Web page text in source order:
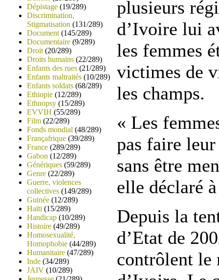
Dépistage (19/289)
Discrimination,
Stigmatisation (131/289)
Document (145/289)
Documentaire (9/289)
Droit (20/289)
Droits humains (22/289)
Enfants des rues (21/289)
Enfants maltraités (10/289)
Enfants soldats (68/289)
Ethiopie (12/289)
Ethnopsy (15/289)
EVVIH (55/289)
Film (22/289)
Fonds mondial (48/289)
Françafrique (39/289)
France (289/289)
Gabon (12/289)
Génériques (59/289)
Genre (22/289)
Guerre, violences
collectives (149/289)
Guinée (12/289)
Haïti (15/289)
Handicap (10/289)
Histoire (49/289)
Homosexualité,
Homophobie (44/289)
Humanitaire (47/289)
Inde (34/289)
JAIV (10/289)
plusieurs
d’Ivoire lui
les femmes
victimes de
les champs.
« Les
pas faire
sans être
elle déclaré
Depuis la
d’Etat de
contrôlent le